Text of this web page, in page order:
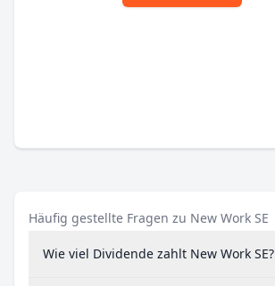
Häufig gestellte Fragen zu New Work SE
Wie viel Dividende zahlt New Work SE?